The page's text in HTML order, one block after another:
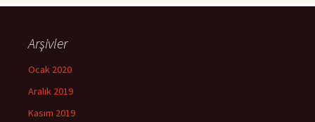
Arşivler
Ocak 2020
Aralık 2019
Kasım 2019